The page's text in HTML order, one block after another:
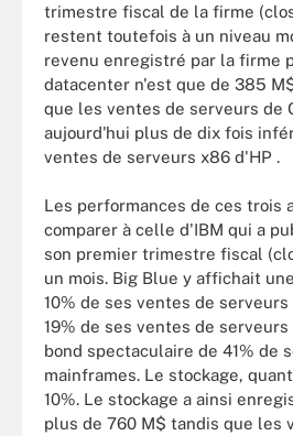
trimestre fiscal de la firme
restent toutefois à un niveau
revenu enregistré par la firme
datacenter n'est que de 385
que les ventes de serveurs de
aujourd'hui plus de dix fois
ventes de serveurs x86 d'HP .
Les performances de ces trois
comparer à celle d'IBM qui a
son premier trimestre fiscal
un mois. Big Blue y affichait
10% de ses ventes de
19% de ses ventes de
bond spectaculaire de 41% de
mainframes. Le stockage,
10%. Le stockage a ainsi
plus de 760 M$ tandis que les